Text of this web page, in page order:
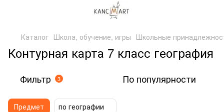
Каталог Школа, обучение, игры Школьные
Контурная карта 7 класс география
Фильтр 3 По популярности
Предмет
по географии